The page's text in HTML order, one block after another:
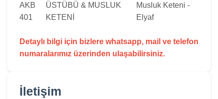
AKB
401
ÜSTÜBÜ & MUSLUK
KETENİ
Musluk Keteni -
Elyaf
Detaylı bilgi için bizlere whatsapp, mail ve telefon
numaralarımız üzerinden ulaşabilirsiniz.
İletişim